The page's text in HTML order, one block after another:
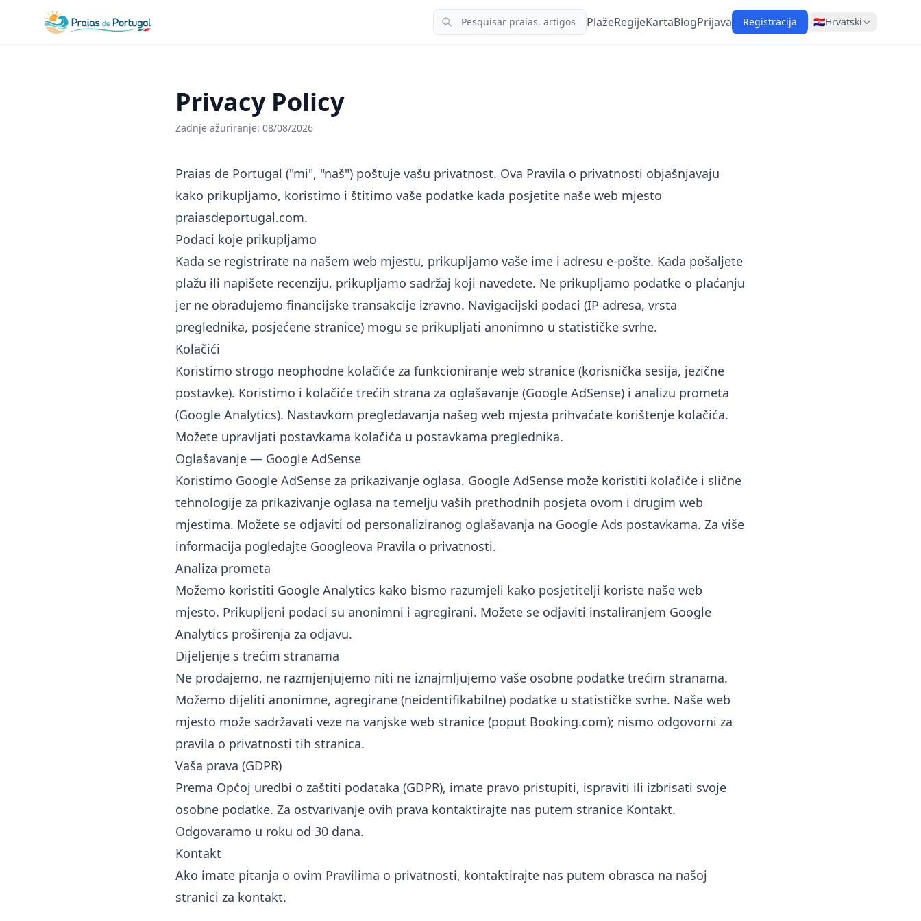
PlažeRegijeKartaBlogPrijava Registracija 🇭🇷Hrvatski
Privacy Policy
Zadnje ažuriranje: 08/08/2026
Praias de Portugal ("mi", "naš") poštuje vašu privatnost. Ova Pravila o privatnosti objašnjavaju
kako prikupljamo, koristimo i štitimo vaše podatke kada posjetite naše web mjesto
praiasdeportugal.com.
Podaci koje prikupljamo
Kada se registrirate na našem web mjestu, prikupljamo vaše ime i adresu e-pošte. Kada pošaljete
plažu ili napišete recenziju, prikupljamo sadržaj koji navedete. Ne prikupljamo podatke o plaćanju
jer ne obrađujemo financijske transakcije izravno. Navigacijski podaci (IP adresa, vrsta
preglednika, posjećene stranice) mogu se prikupljati anonimno u statističke svrhe.
Kolačići
Koristimo strogo neophodne kolačiće za funkcioniranje web stranice (korisnička sesija, jezične
postavke). Koristimo i kolačiće trećih strana za oglašavanje (Google AdSense) i analizu prometa
(Google Analytics). Nastavkom pregledavanja našeg web mjesta prihvaćate korištenje kolačića.
Možete upravljati postavkama kolačića u postavkama preglednika.
Oglašavanje — Google AdSense
Koristimo Google AdSense za prikazivanje oglasa. Google AdSense može koristiti kolačiće i slične
tehnologije za prikazivanje oglasa na temelju vaših prethodnih posjeta ovom i drugim web
mjestima. Možete se odjaviti od personaliziranog oglašavanja na Google Ads postavkama. Za više
informacija pogledajte Googleova Pravila o privatnosti.
Analiza prometa
Možemo koristiti Google Analytics kako bismo razumjeli kako posjetitelji koriste naše web
mjesto. Prikupljeni podaci su anonimni i agregirani. Možete se odjaviti instaliranjem Google
Analytics proširenja za odjavu.
Dijeljenje s trećim stranama
Ne prodajemo, ne razmjenjujemo niti ne iznajmljujemo vaše osobne podatke trećim stranama.
Možemo dijeliti anonimne, agregirane (neidentifikabilne) podatke u statističke svrhe. Naše web
mjesto može sadržavati veze na vanjske web stranice (poput Booking.com); nismo odgovorni za
pravila o privatnosti tih stranica.
Vaša prava (GDPR)
Prema Općoj uredbi o zaštiti podataka (GDPR), imate pravo pristupiti, ispraviti ili izbrisati svoje
osobne podatke. Za ostvarivanje ovih prava kontaktirajte nas putem stranice Kontakt.
Odgovaramo u roku od 30 dana.
Kontakt
Ako imate pitanja o ovim Pravilima o privatnosti, kontaktirajte nas putem obrasca na našoj
stranici za kontakt.